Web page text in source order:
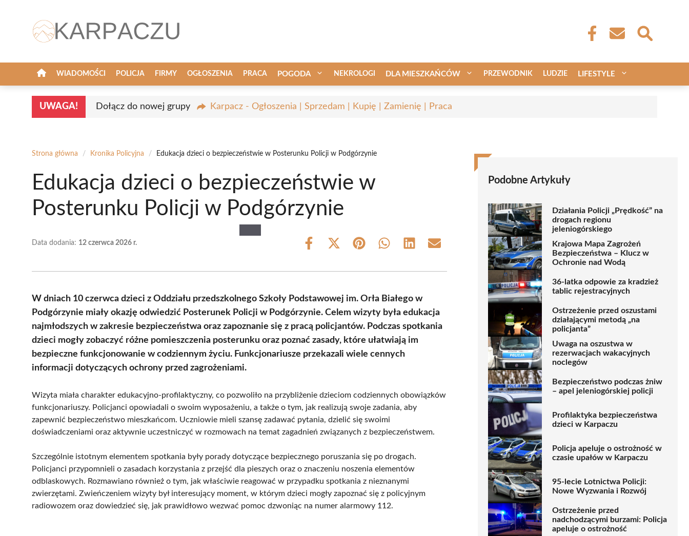
WIADOMOŚCI POLICJA FIRMY OGŁOSZENIA PRACA POGODA NEKROLOGI DLA MIESZKAŃCÓW PRZEWODNIK LUDZIE LIFESTYLE
UWAGA! Dołącz do nowej grupy Karpacz - Ogłoszenia | Sprzedam | Kupię | Zamienię | Praca
Strona główna / Kronika Policyjna / Edukacja dzieci o bezpieczeństwie w Posterunku Policji w Podgórzynie
Edukacja dzieci o bezpieczeństwie w
Posterunku Policji w Podgórzynie
Data dodania: 12 czerwca 2026 r.
Share
Share
(Twitter)
Share Share Share Share
W dniach 10 czerwca dzieci z Oddziału przedszkolnego Szkoły Podstawowej im. Orła Białego w
Podgórzynie miały okazję odwiedzić Posterunek Policji w Podgórzynie. Celem wizyty była edukacja
najmłodszych w zakresie bezpieczeństwa oraz zapoznanie się z pracą policjantów. Podczas spotkania
dzieci mogły zobaczyć różne pomieszczenia posterunku oraz poznać zasady, które ułatwiają im
bezpieczne funkcjonowanie w codziennym życiu. Funkcjonariusze przekazali wiele cennych
informacji dotyczących ochrony przed zagrożeniami.
Wizyta miała charakter edukacyjno-profilaktyczny, co pozwoliło na przybliżenie dzieciom codziennych obowiązków
funkcjonariuszy. Policjanci opowiadali o swoim wyposażeniu, a także o tym, jak realizują swoje zadania, aby
zapewnić bezpieczeństwo mieszkańcom. Uczniowie mieli szansę zadawać pytania, dzielić się swoimi
doświadczeniami oraz aktywnie uczestniczyć w rozmowach na temat zagadnień związanych z bezpieczeństwem.
Szczególnie istotnym elementem spotkania były porady dotyczące bezpiecznego poruszania się po drogach.
Policjanci przypomnieli o zasadach korzystania z przejść dla pieszych oraz o znaczeniu noszenia elementów
odblaskowych. Rozmawiano również o tym, jak właściwie reagować w przypadku spotkania z nieznanymi
zwierzętami. Zwieńczeniem wizyty był interesujący moment, w którym dzieci mogły zapoznać się z policyjnym
radiowozem oraz dowiedzieć się, jak prawidłowo wezwać pomoc dzwoniąc na numer alarmowy 112.
Podobne Artykuły
Działania Policji „Prędkość” na
drogach regionu
jeleniogórskiego
Krajowa Mapa Zagrożeń
Bezpieczeństwa – Klucz w
Ochronie nad Wodą
36-latka odpowie za kradzież
tablic rejestracyjnych
Ostrzeżenie przed oszustami
działającymi metodą „na
policjanta”
Uwaga na oszustwa w
rezerwacjach wakacyjnych
noclegów
Bezpieczeństwo podczas żniw
– apel jeleniogórskiej policji
Profilaktyka bezpieczeństwa
dzieci w Karpaczu
Policja apeluje o ostrożność w
czasie upałów w Karpaczu
95-lecie Lotnictwa Policji:
Nowe Wyzwania i Rozwój
Ostrzeżenie przed
nadchodzącymi burzami: Policja
apeluje o ostrożność